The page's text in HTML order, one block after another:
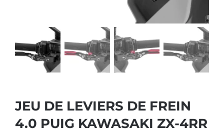
JEU DE LEVIERS DE FREIN
4.0 PUIG KAWASAKI ZX-4RR